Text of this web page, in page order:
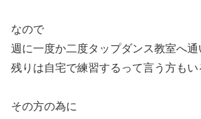
なので
週に一度か二度タップダンス教室へ通
残りは自宅で練習するって言う方もい
その方の為に